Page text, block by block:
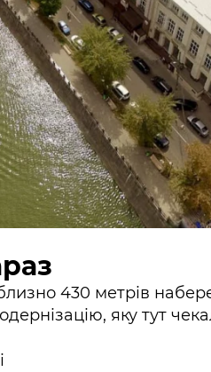
430 метрів
яку тут